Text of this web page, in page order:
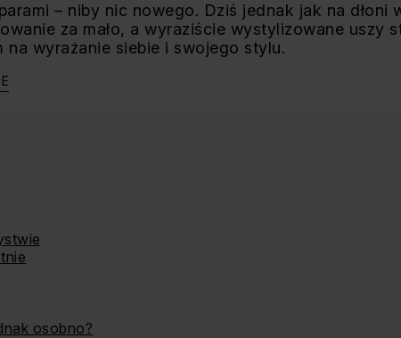
– niby nic nowego. Dziś jednak jak na dłoni
za mało, a wyraziście wystylizowane uszy
na wyrażanie siebie i swojego stylu.
osobno?